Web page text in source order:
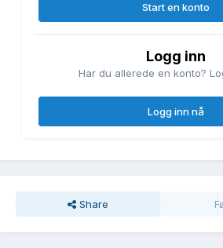
Start en konto
Logg inn
Har du allerede en konto?
Logg inn nå
Share